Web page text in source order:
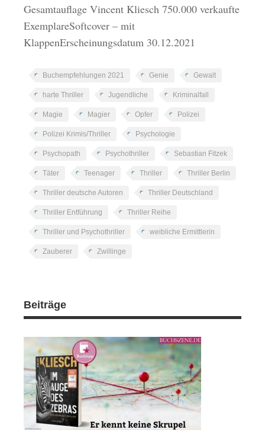
Gesamtauflage Vincent Kliesch 750.000 verkaufte
ExemplareSoftcover – mit
KlappenErscheinungsdatum 30.12.2021
Buchempfehlungen 2021 Genie Gewalt
harte Thriller Jugendliche Kriminalfall
Magie Magier Opfer Polizei
Polizei Krimis/Thriller Psychologie
Psychopath Psychothriller Sebastian Fitzek
Täter Teenager Thriller Thriller Berlin
Thriller deutsche Autoren Thriller Deutschland
Thriller Entführung Thriller Reihe
Thriller und Psychothriller weibliche Ermittlerin
Zauberer Zwillinge
Beiträge